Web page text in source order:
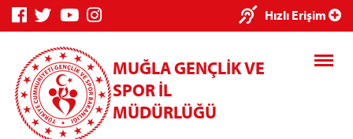
Hızlı Erişim
MUĞLA GENÇLİK VE
SPOR İL
MÜDÜRLÜĞÜ
×